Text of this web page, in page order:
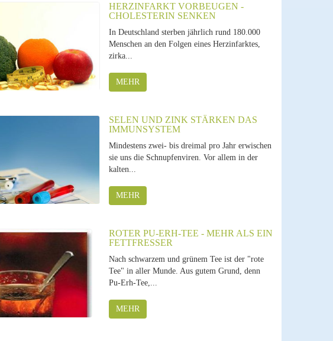
HERZINFARKT VORBEUGEN -
CHOLESTERIN SENKEN
In Deutschland sterben jährlich rund 180.000
Menschen an den Folgen eines Herzinfarktes,
zirka...
MEHR
SELEN UND ZINK STÄRKEN DAS
IMMUNSYSTEM
Mindestens zwei- bis dreimal pro Jahr erwischen
sie uns die Schnupfenviren. Vor allem in der
kalten...
MEHR
ROTER PU-ERH-TEE - MEHR ALS EIN
FETTFRESSER
Nach schwarzem und grünem Tee ist der "rote
Tee" in aller Munde. Aus gutem Grund, denn
Pu-Erh-Tee,...
MEHR